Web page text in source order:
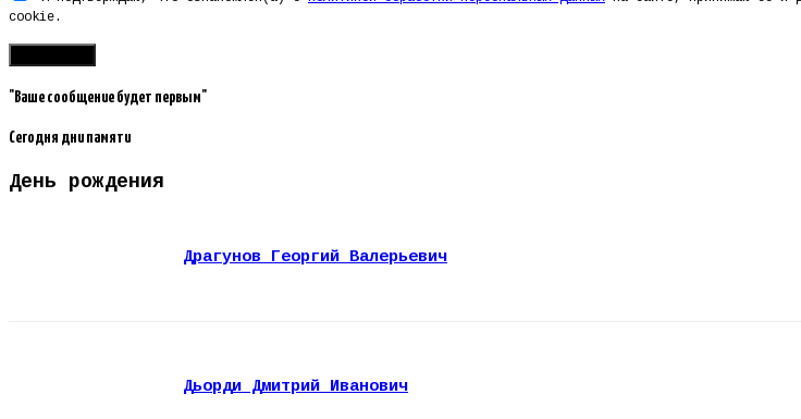
cookie.
"Ваше сообщение будет первым"
Сегодня дни памяти
День рождения
Драгунов Георгий Валерьевич
Дьорди Дмитрий Иванович